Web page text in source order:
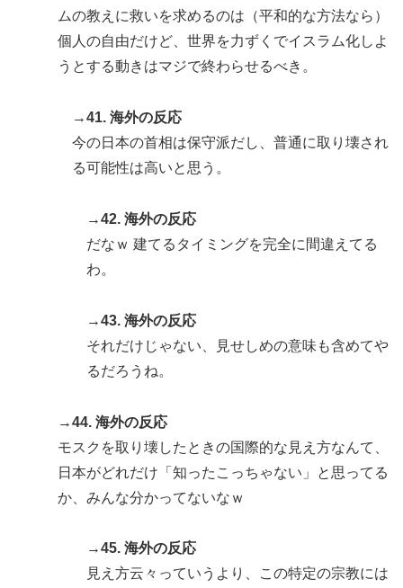
ムの教えに救いを求めるのは（平和的な方法なら）
個人の自由だけど、世界を力ずくでイスラム化しよ
うとする動きはマジで終わらせるべき。
→41. 海外の反応
今の日本の首相は保守派だし、普通に取り壊され
る可能性は高いと思う。
→42. 海外の反応
だなｗ 建てるタイミングを完全に間違えてる
わ。
→43. 海外の反応
それだけじゃない、見せしめの意味も含めてや
るだろうね。
→44. 海外の反応
モスクを取り壊したときの国際的な見え方なんて、
日本がどれだけ「知ったこっちゃない」と思ってる
か、みんな分かってないなｗ
→45. 海外の反応
見え方云々っていうより、この特定の宗教には